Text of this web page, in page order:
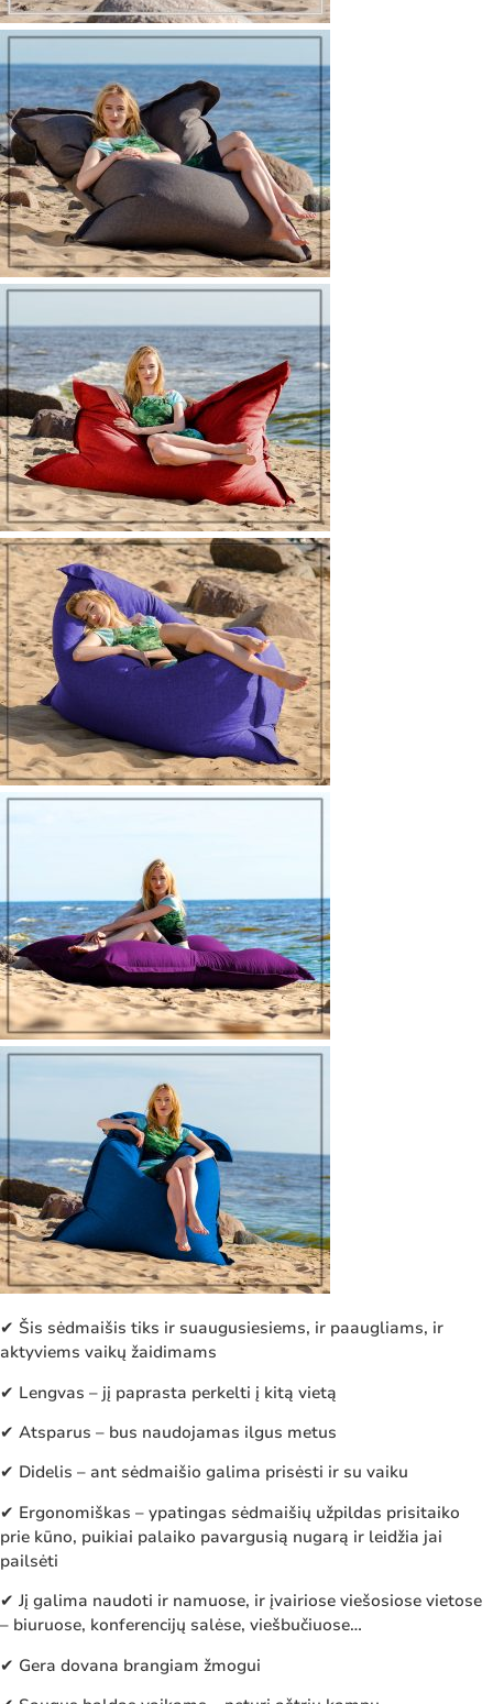
✔ Šis sėdmaišis tiks ir suaugusiesiems, ir paaugliams, ir
aktyviems vaikų žaidimams
✔ Lengvas – jį paprasta perkelti į kitą vietą
✔ Atsparus – bus naudojamas ilgus metus
✔ Didelis – ant sėdmaišio galima prisėsti ir su vaiku
✔ Ergonomiškas – ypatingas sėdmaišių užpildas prisitaiko
prie kūno, puikiai palaiko pavargusią nugarą ir leidžia jai
pailsėti
✔ Jį galima naudoti ir namuose, ir įvairiose viešosiose vietose
– biuruose, konferencijų salėse, viešbučiuose…
✔ Gera dovana brangiam žmogui